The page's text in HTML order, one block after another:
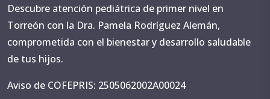
Descubre atención pediátrica de primer nivel en
Torreón con la Dra. Pamela Rodríguez Alemán,
comprometida con el bienestar y desarrollo saludable
de tus hijos.
Aviso de COFEPRIS: 2505062002A00024